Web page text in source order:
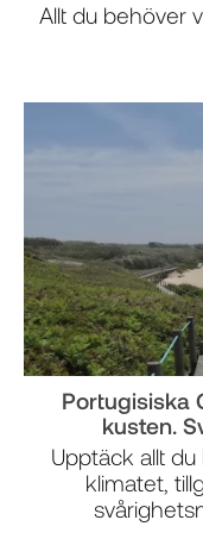
Allt du behöver
Portugisiska
kusten.
Upptäck allt
klimatet,